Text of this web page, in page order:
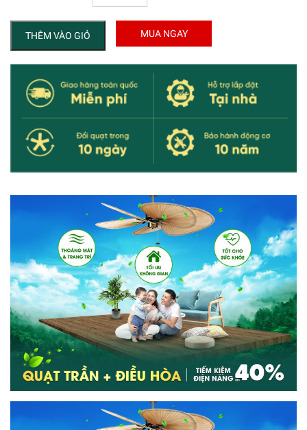
THÊM VÀO GIỎ MUA NGAY